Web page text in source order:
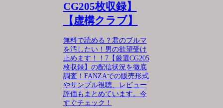
CG205枚収録】
【虚構クラブ】
無料で読める？君のブルマ
を汚したい！男の欲望受け
止めます！！7【厳選CG205
枚収録】の配信状況を徹底
調査！FANZAでの販売形式
やサンプル視聴、レビュー
評価もまとめています。今
すぐチェック！